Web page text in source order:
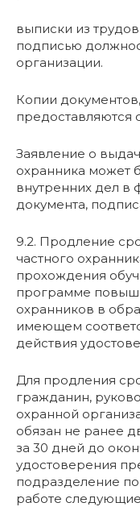
выписки из
подписью
организации.
Копии
предоставляются
Заявление о
охранника может
внутренних дел в
документа,
9.2. Продление
частного
прохождения
программе
охранников в
имеющем
действия
Для продления
гражданин,
охранной
обязан не ранее
за 30 дней до
удостоверения
подразделение
работе